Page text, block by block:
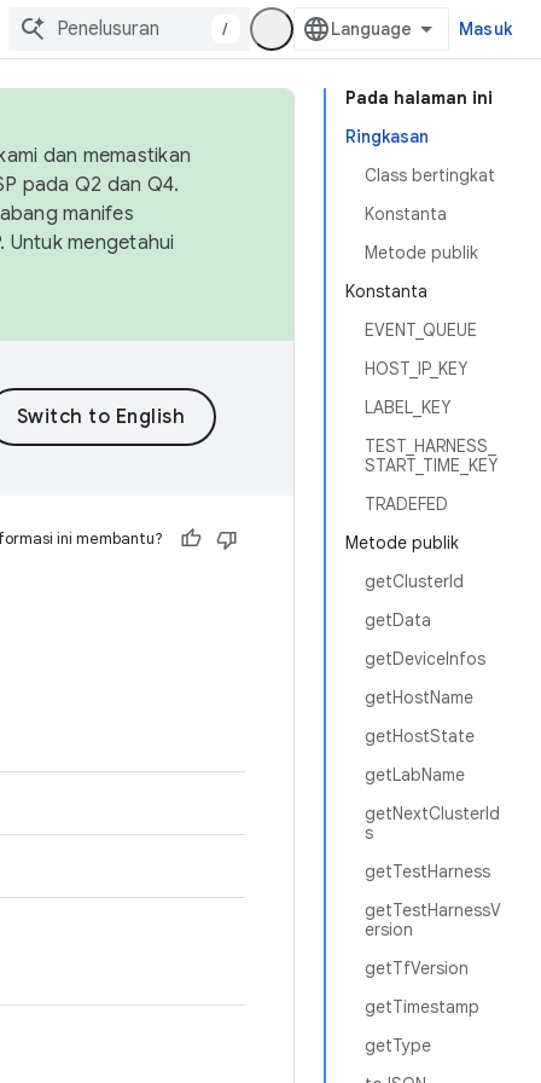
/ Masuk
Pada halaman ini
Ringkasan
Class bertingkat
Konstanta
Metode publik
Konstanta
EVENT_QUEUE
HOST_IP_KEY
LABEL_KEY
TEST_HARNESS_
START_TIME_KEY
TRADEFED
Metode publik
getClusterId
getData
getDeviceInfos
getHostName
getHostState
getLabName
getNextClusterId
s
getTestHarness
getTestHarnessV
ersion
getTfVersion
getTimestamp
getType
dan memastikan
pada Q2 dan Q4.
manifes
Untuk mengetahui
ini membantu?